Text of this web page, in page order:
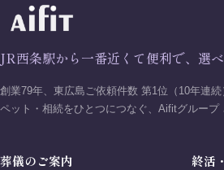
JR西条駅から一番近くて便利で、選べ
創業79年、東広島ご依頼件数 第1位（10年連続
ペット・相続をひとつにつなぐ、Aifitグループ
葬儀のご案内 終活